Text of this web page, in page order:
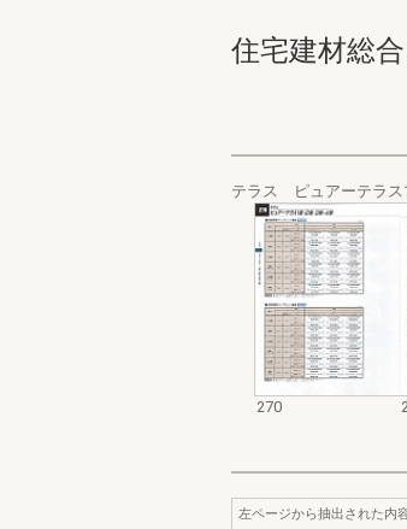
住宅建材総
テラス ピュアーテラ
270
左ページから抽出された内